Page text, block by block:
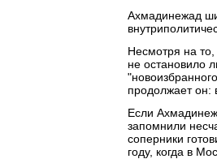
Ахмадинежад
Несмотря на то,
не остановило
продолжает он:
Если
запомнили
соперники
году, когда в